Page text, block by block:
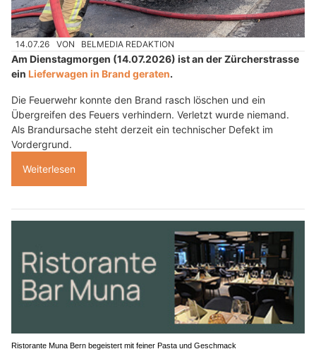
14.07.26 VON BELMEDIA REDAKTION
Am Dienstagmorgen (14.07.2026) ist an der Zürcherstrasse
ein Lieferwagen in Brand geraten.
Die Feuerwehr konnte den Brand rasch löschen und ein
Übergreifen des Feuers verhindern. Verletzt wurde niemand.
Als Brandursache steht derzeit ein technischer Defekt im
Vordergrund.
Weiterlesen
Ristorante Muna Bern begeistert mit feiner Pasta und Geschmack